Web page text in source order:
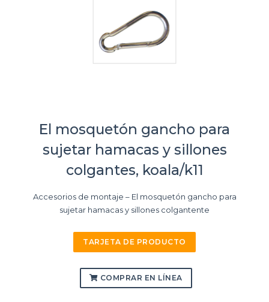
El mosquetón gancho para
sujetar hamacas y sillones
colgantes, koala/k11
Accesorios de montaje – El mosquetón gancho para
sujetar hamacas y sillones colgantente
TARJETA DE PRODUCTO
COMPRAR EN LÍNEA